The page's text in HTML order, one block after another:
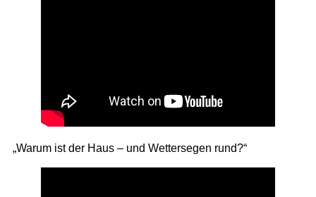
„Warum ist der Haus – und Wettersegen rund?“